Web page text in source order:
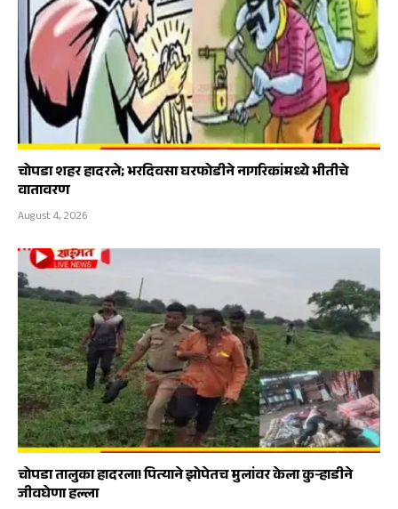
चोपडा शहर हादरले; भरदिवसा घरफोडीने नागरिकांमध्ये भीतीचे
वातावरण
August 4, 2026
चोपडा तालुका हादरला! पित्याने झोपेतच मुलांवर केला कुऱ्हाडीने
जीवघेणा हल्ला